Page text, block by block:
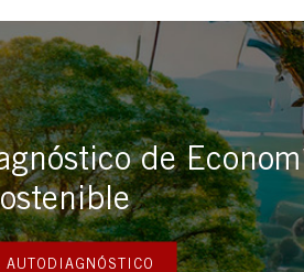
de
AUTODIAGNÓSTICO